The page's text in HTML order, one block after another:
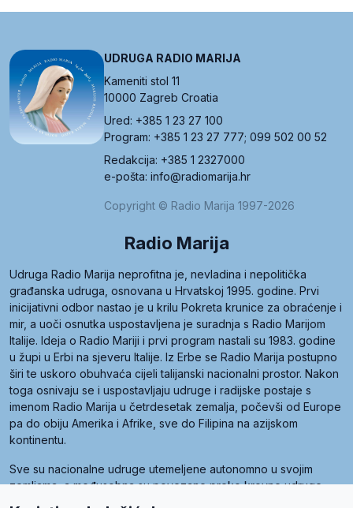
UDRUGA RADIO MARIJA
Kameniti stol 11
10000 Zagreb Croatia
Ured: +385 1 23 27 100
Program: +385 1 23 27 777; 099 502 00 52
Redakcija: +385 1 2327000
e-pošta: info@radiomarija.hr
Copyright © Radio Marija 1997-2026
Radio Marija
Udruga Radio Marija neprofitna je, nevladina i nepolitička
građanska udruga, osnovana u Hrvatskoj 1995. godine. Prvi
inicijativni odbor nastao je u krilu Pokreta krunice za obraćenje i
mir, a uoči osnutka uspostavljena je suradnja s Radio Marijom
Italije. Ideja o Radio Mariji i prvi program nastali su 1983. godine
u župi u Erbi na sjeveru Italije. Iz Erbe se Radio Marija postupno
širi te uskoro obuhvaća cijeli talijanski nacionalni prostor. Nakon
toga osnivaju se i uspostavljaju udruge i radijske postaje s
imenom Radio Marija u četrdesetak zemalja, počevši od Europe
pa do obiju Amerika i Afrike, sve do Filipina na azijskom
kontinentu.
Sve su nacionalne udruge utemeljene autonomno u svojim
zemljama, a međusobna su povezane preko krovne udruge